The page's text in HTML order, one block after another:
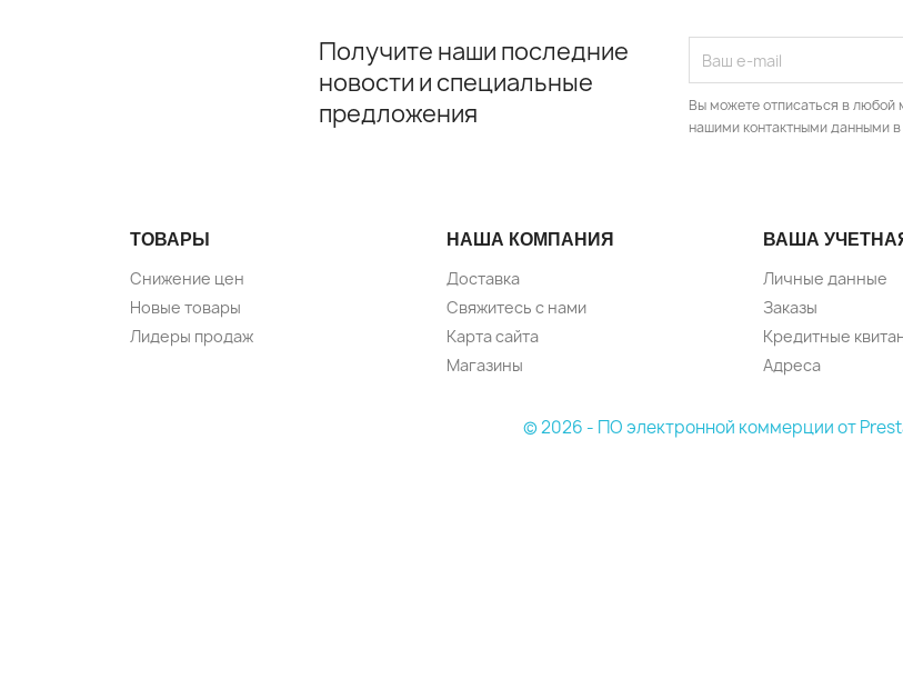
Получите наши последние
новости и специальные
предложения
Вы можете отписаться в любой
нашими контактными данными
ТОВАРЫ
Снижение цен
Новые товары
Лидеры продаж
НАША КОМПАНИЯ
Доставка
Свяжитесь с нами
Карта сайта
Магазины
ВАША
Личные данные
Заказы
Кредитные
Адреса
© 2026 - ПО электронной коммерции от